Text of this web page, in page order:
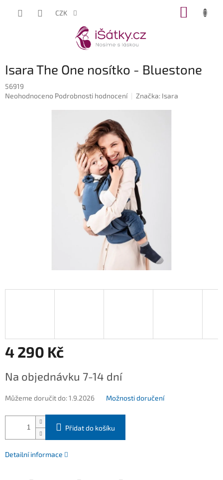
CZK
Isara The One nosítko - Bluestone
56919
Průměrné
Neohodnoceno Podrobnosti hodnocení Značka: Isara
4 290 Kč
cena:
Na objednávku 7-14 dní
Můžeme doručit do:1.9.2026 Možnosti doručení
Přidat do košíku
Detailní informace